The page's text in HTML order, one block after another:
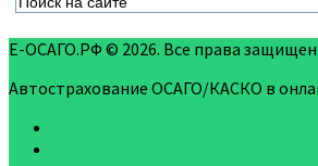
Е-ОСАГО.РФ © 2026. Все права
Автострахование ОСАГО/КАСКО в